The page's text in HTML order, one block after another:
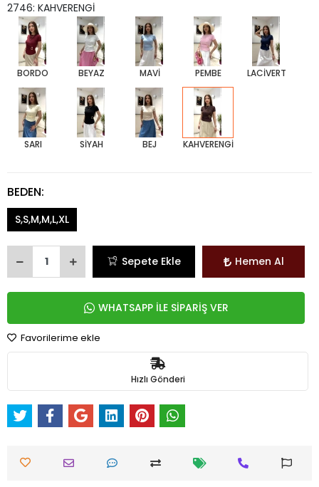
2746: KAHVERENGİ
BORDO BEYAZ MAVİ PEMBE LACİVERT
SARI SİYAH BEJ KAHVERENGİ
BEDEN:
S,S,M,M,L,XL
Sepete Ekle Hemen Al
WHATSAPP İLE SİPARİŞ VER
Favorilerime ekle
Hızlı Gönderi